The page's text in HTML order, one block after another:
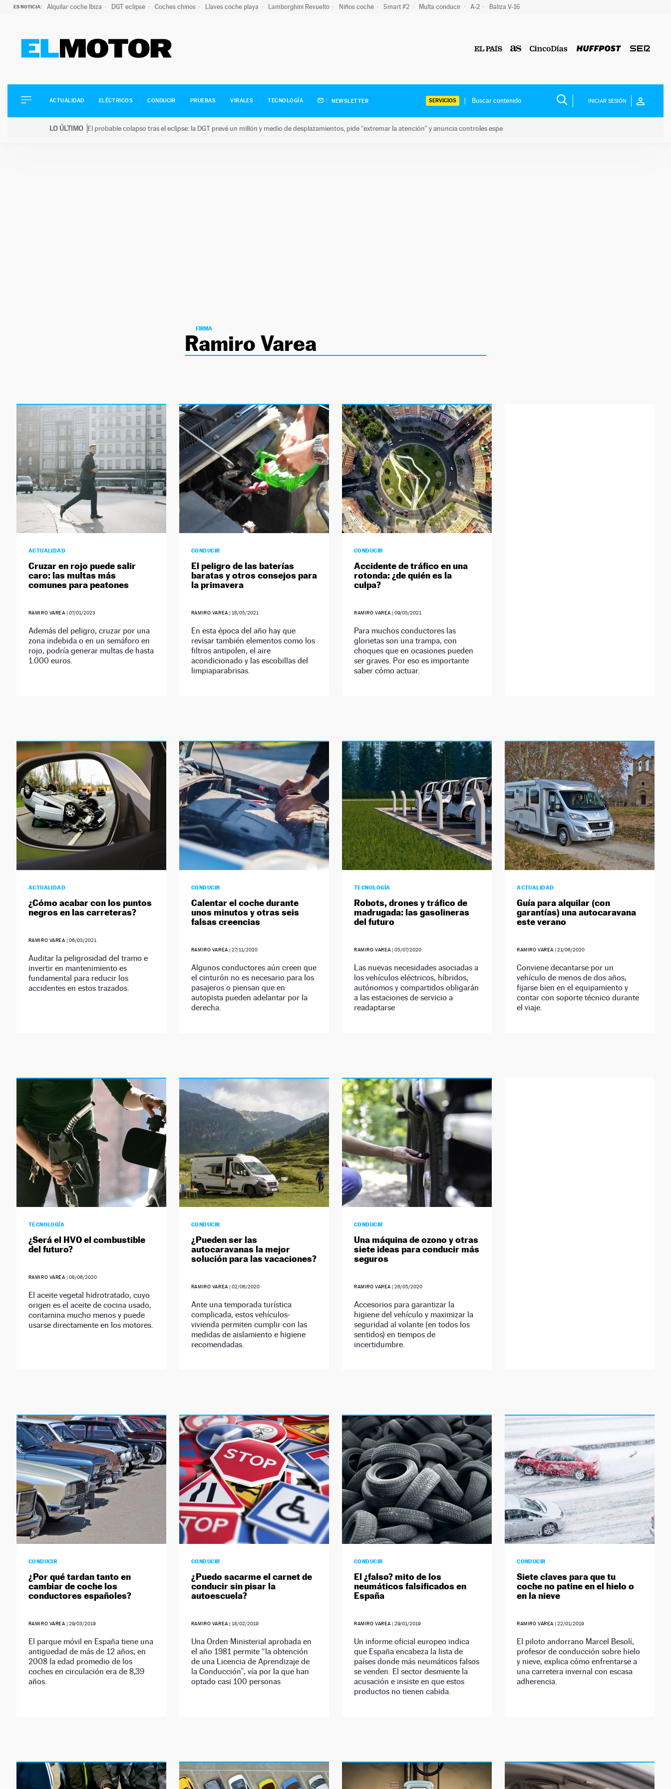
ES NOTICIA: Alquilar coche Ibiza DGT eclipse Coches chinos Llaves coche playa Lamborghini Revuelto Niños coche Smart #2 Multa conducir A-2 Baliza V-16
ELÉCTRICOS
CONDUCIR
ACTUALIDAD ELÉCTRICOS CONDUCIR PRUEBAS VIRALES TECNOLOGÍA NEWSLETTER SERVICIOS INICIAR SESIÓN
LO ÚLTIMO El probable colapso tras el eclipse: la DGT prevé un millón y medio de desplazamientos, pide “extremar la atención” y anuncia controles espe
FIRMA
Ramiro Varea
ACTUALIDAD
Cruzar en rojo puede salir
caro: las multas más
comunes para peatones
RAMIRO VAREA |07/01/2023
Además del peligro, cruzar por una
zona indebida o en un semáforo en
rojo, podría generar multas de hasta
1.000 euros.
CONDUCIR
El peligro de las baterías
baratas y otros consejos para
la primavera
RAMIRO VAREA | 18/05/2021
En esta época del año hay que
revisar también elementos como los
filtros antipolen, el aire
acondicionado y las escobillas del
limpiaparabrisas.
CONDUCIR
Accidente de tráfico en una
rotonda: ¿de quién es la
culpa?
RAMIRO VAREA |09/05/2021
Para muchos conductores las
glorietas son una trampa, con
choques que en ocasiones pueden
ser graves. Por eso es importante
saber cómo actuar.
ACTUALIDAD
¿Cómo acabar con los puntos
negros en las carreteras?
RAMIRO VAREA |06/03/2021
Auditar la peligrosidad del tramo e
invertir en mantenimiento es
fundamental para reducir los
accidentes en estos trazados.
CONDUCIR
Calentar el coche durante
unos minutos y otras seis
falsas creencias
RAMIRO VAREA |27/11/2020
Algunos conductores aún creen que
el cinturón no es necesario para los
pasajeros o piensan que en
autopista pueden adelantar por la
derecha.
TECNOLOGÍA
Robots, drones y tráfico de
madrugada: las gasolineras
del futuro
RAMIRO VAREA |05/07/2020
Las nuevas necesidades asociadas a
los vehículos eléctricos, híbridos,
autónomos y compartidos obligarán
a las estaciones de servicio a
readaptarse
ACTUALIDAD
Guía para alquilar (con
garantías) una autocaravana
este verano
RAMIRO VAREA |21/06/2020
Conviene decantarse por un
vehículo de menos de dos años,
fijarse bien en el equipamiento y
contar con soporte técnico durante
el viaje.
TECNOLOGÍA
¿Será el HVO el combustible
del futuro?
RAMIRO VAREA |08/06/2020
El aceite vegetal hidrotratado, cuyo
origen es el aceite de cocina usado,
contamina mucho menos y puede
usarse directamente en los motores.
CONDUCIR
¿Pueden ser las
autocaravanas la mejor
solución para las vacaciones?
RAMIRO VAREA |02/06/2020
Ante una temporada turística
complicada, estos vehículos-
vivienda permiten cumplir con las
medidas de aislamiento e higiene
recomendadas.
CONDUCIR
Una máquina de ozono y otras
siete ideas para conducir más
seguros
RAMIRO VAREA |26/05/2020
Accesorios para garantizar la
higiene del vehículo y maximizar la
seguridad al volante (en todos los
sentidos) en tiempos de
incertidumbre.
CONDUCIR
¿Por qué tardan tanto en
cambiar de coche los
conductores españoles?
RAMIRO VAREA |29/03/2019
El parque móvil en España tiene una
antigüedad de más de 12 años; en
2008 la edad promedio de los
coches en circulación era de 8,39
años.
CONDUCIR
¿Puedo sacarme el carnet de
conducir sin pisar la
autoescuela?
RAMIRO VAREA | 18/02/2019
Una Orden Ministerial aprobada en
el año 1981 permite “la obtención
de una Licencia de Aprendizaje de
la Conducción”, vía por la que han
optado casi 100 personas
CONDUCIR
El ¿falso? mito de los
neumáticos falsificados en
España
RAMIRO VAREA |29/01/2019
Un informe oficial europeo indica
que España encabeza la lista de
países donde más neumáticos falsos
se venden. El sector desmiente la
acusación e insiste en que estos
productos no tienen cabida.
CONDUCIR
Siete claves para que tu
coche no patine en el hielo o
en la nieve
RAMIRO VAREA |22/01/2019
El piloto andorrano Marcel Besolí,
profesor de conducción sobre hielo
y nieve, explica cómo enfrentarse a
una carretera invernal con escasa
adherencia.